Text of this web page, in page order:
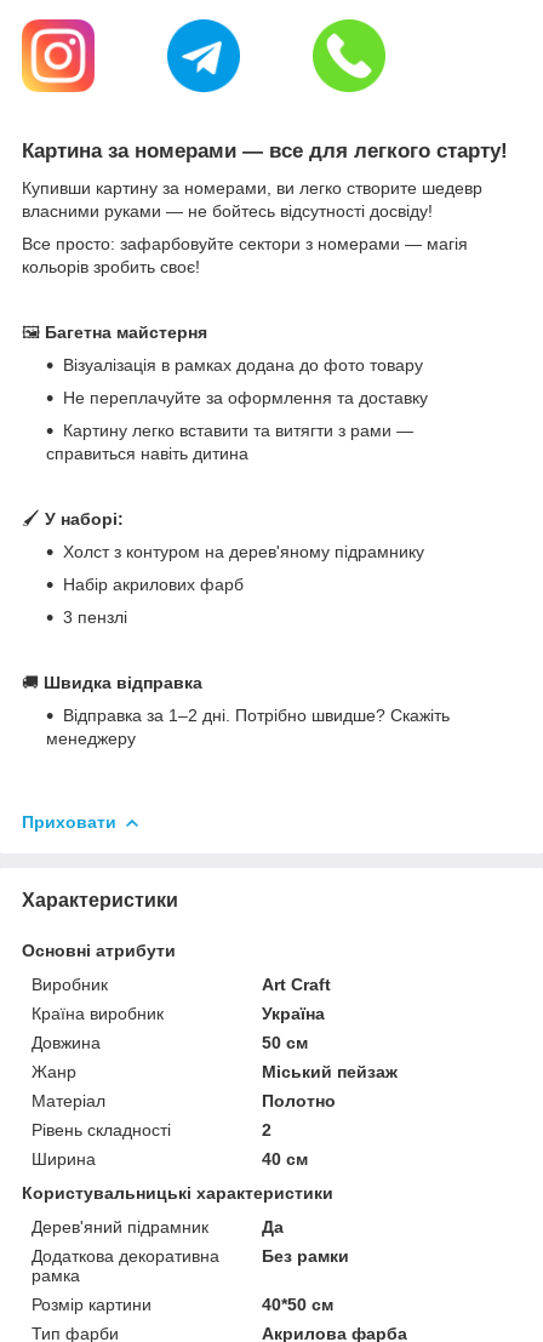
Картина за номерами — все для легкого старту!
Купивши картину за номерами, ви легко створите шедевр
власними руками — не бойтесь відсутності досвіду!
Все просто: зафарбовуйте сектори з номерами — магія
кольорів зробить своє!
🖼 Багетна майстерня
Візуалізація в рамках додана до фото товару
Не переплачуйте за оформлення та доставку
Картину легко вставити та витягти з рами —
справиться навіть дитина
🖌 У наборі:
Холст з контуром на дерев'яному підрамнику
Набір акрилових фарб
3 пензлі
🚚 Швидка відправка
Відправка за 1–2 дні. Потрібно швидше? Скажіть
менеджеру
Приховати
Характеристики
Основні атрибути
Виробник
Art Craft
Країна виробник
Україна
Довжина
50 см
Жанр
Міський пейзаж
Матеріал
Полотно
Рівень складності
2
Ширина
40 см
Користувальницькі характеристики
Дерев'яний підрамник
Да
Додаткова декоративна
рамка
Без рамки
Розмір картини
40*50 см
Тип фарби
Акрилова фарба